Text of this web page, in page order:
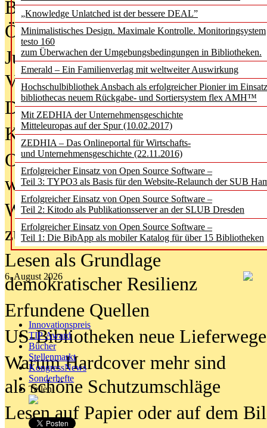
„Knowledge Unlatched ist der bessere DEAL”
Minimalistisches Design. Maximale Kontrolle. Monitoringsystem
testo 160
zum Überwachen der Umgebungsbedingungen in Bibliotheken.
Emerald – Ein Familienverlag mit weltweiter Auswirkung
Hochschulbibliothek Ansbach als erfolgreicher Pionier im
bibliothecas neuem Rückgabe- und Sortiersystem flex AMH™
Mit ZEDHIA der Unternehmensgeschichte
Mitteleuropas auf der Spur (10.02.2017)
ZEDHIA – Das Onlineportal für Wirtschafts-
und Unternehmensgeschichte (22.11.2016)
Erfolgreicher Einsatz von Open Source Software –
Teil 3: TYPO3 als Basis für den Website-Relaunch der SUB
Erfolgreicher Einsatz von Open Source Software –
Teil 2: Kitodo als Publikationsserver an der SLUB Dresden
Erfolgreicher Einsatz von Open Source Software –
Teil 1: Die BibApp als mobiler Katalog für über 15 Bibliotheken
6. August 2026
Innovationspreis
TIP Award
Bücher
Stellenmarkt
KongressNews
Sonderhefte
Teilen
Bürgerforum fordert mehr
Öffentlichkeit
Jugendliche wollen besseren
Verbote
Digitale Langzeit­archi­vierung
KI-Chatbots werden Teil der
Offene Infrastrukturen für
wissenschaftliche
Warum die Debatte über KI-Texte
zu kurz greift
Lesen als Grundlage
demokratischer Resilienz
Erfundene Quellen
US-Bibliotheken neue Lieferwege
Warum Hardcover mehr sind
als schöne Schutzumschläge
Lesen auf Papier oder auf dem